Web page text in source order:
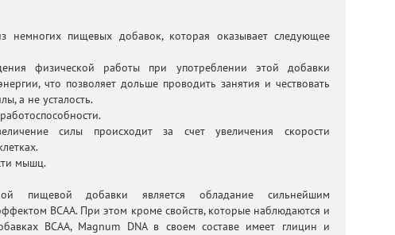
немногих пищевых добавок, которая оказывает следующее
физической работы при употреблении этой добавки
что позволяет дольше проводить занятия и чествовать
а не усталость.
силы происходит за счет увеличения скорости
мышц.
пищевой добавки является обладание сильнейшим
BCAA. При этом кроме свойств, которые наблюдаются и
BCAA, Magnum DNA в своем составе имеет глицин и